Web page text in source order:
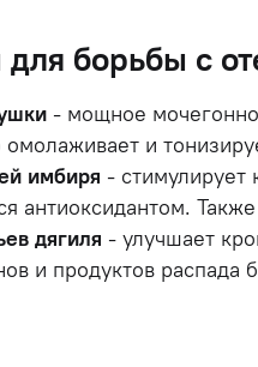
борьбы с
- мощное
и
имбиря - стимулирует
антиоксидантом.
дягиля - улучшает
и продуктов распада